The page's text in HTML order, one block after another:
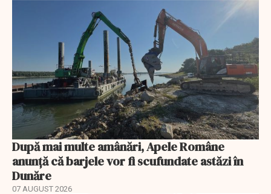
După mai multe amânări, Apele Române
anunță că barjele vor fi scufundate astăzi în
Dunăre
07 AUGUST 2026